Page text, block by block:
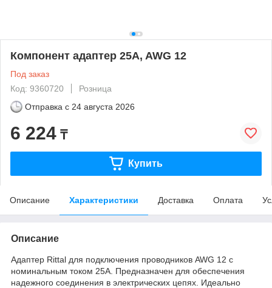
Компонент адаптер 25A, AWG 12
Под заказ
Код: 9360720
Розница
Отправка с 24 августа 2026
6 224 ₸
Купить
Описание Характеристики Доставка Оплата
Описание
Адаптер Rittal для подключения проводников AWG 12 с
номинальным током 25A. Предназначен для обеспечения
надежного соединения в электрических цепях. Идеально